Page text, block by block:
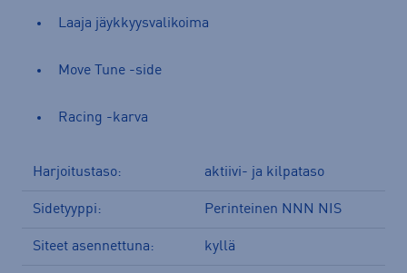
Laaja jäykkyysvalikoima
Move Tune -side
Racing -karva
Harjoitustaso: aktiivi- ja kilpataso
Sidetyyppi: Perinteinen NNN NIS
Siteet asennettuna: kyllä